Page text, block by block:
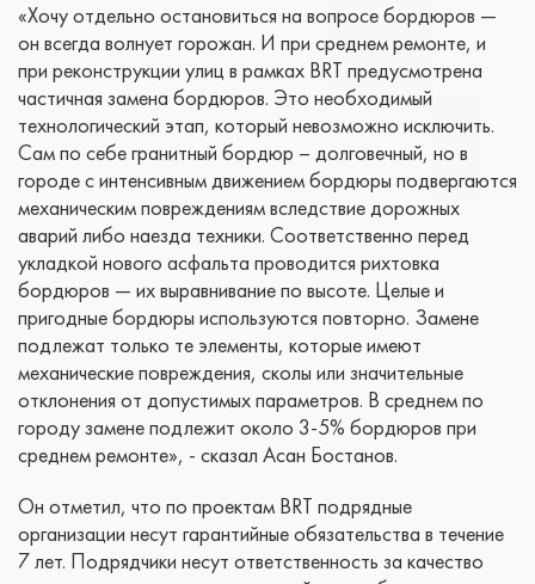
«Хочу отдельно остановиться на вопросе бордюров —
он всегда волнует горожан. И при среднем ремонте, и
при реконструкции улиц в рамках BRT предусмотрена
частичная замена бордюров. Это необходимый
технологический этап, который невозможно исключить.
Сам по себе гранитный бордюр – долговечный, но в
городе с интенсивным движением бордюры подвергаются
механическим повреждениям вследствие дорожных
аварий либо наезда техники. Соответственно перед
укладкой нового асфальта проводится рихтовка
бордюров — их выравнивание по высоте. Целые и
пригодные бордюры используются повторно. Замене
подлежат только те элементы, которые имеют
механические повреждения, сколы или значительные
отклонения от допустимых параметров. В среднем по
городу замене подлежит около 3-5% бордюров при
среднем ремонте», - сказал Асан Бостанов.
Он отметил, что по проектам BRT подрядные
организации несут гарантийные обязательства в течение
7 лет. Подрядчики несут ответственность за качество